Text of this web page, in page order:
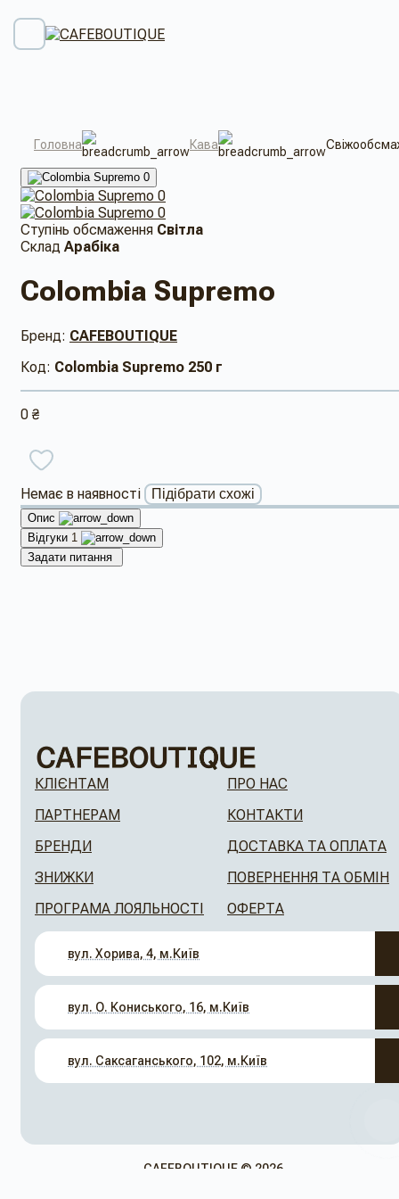
Головна Кава
Ступінь обсмаження Світла
Склад Арабіка
Colombia Supremo
Бренд: CAFEBOUTIQUE
Код: Colombia Supremo 250 г
0 ₴
Немає в наявності Підібрати схожі
Опис
Відгуки 1
Задати питання
КЛІЄНТАМ
ПАРТНЕРАМ
БРЕНДИ
ЗНИЖКИ
ПРОГРАМА ЛОЯЛЬНОСТІ
ПРО НАС
КОНТАКТИ
ДОСТАВКА ТА ОПЛАТА
ПОВЕРНЕННЯ ТА ОБМІН
ОФЕРТА
вул. Хорива, 4, м.Київ
вул. О. Кониського, 16, м.Київ
вул. Саксаганського, 102, м.Київ
CAFEBOUTIQUE © 2026